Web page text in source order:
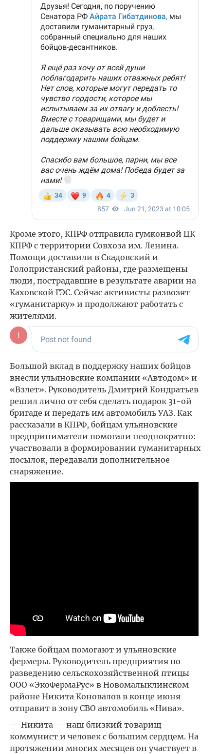
Кроме этого, КПРФ отправила гумконвой ЦК
КПРФ с территории Совхоза им. Ленина.
Помощи доставили в Скадовский и
Голопристанский районы, где размещены
люди, пострадавшие в результате аварии на
Каховской ГЭС. Сейчас активисты развозят
«гуманитарку» и продолжают работать с
жителями.
Большой вклад в поддержку наших бойцов
внесли ульяновские компании «Автодом» и
«Взлет». Руководитель Дмитрий Кондратьев
решил лично от себя сделать подарок 31-ой
бригаде и передать им автомобиль УАЗ. Как
рассказали в КПРФ, бойцам ульяновские
предприниматели помогали неоднократно:
участвовали в формировании гуманитарных
посылок, передавали дополнительное
снаряжение.
Также бойцам помогают и ульяновские
фермеры. Руководитель предприятия по
разведению сельскохозяйственной птицы
ООО «ЭкоФермаРус» в Новомалыклинском
районе Никита Коновалов в конце июня
отправит в зону СВО автомобиль «Нива».
— Никита — наш близкий товарищ-
коммунист и человек с большим сердцем. На
протяжении многих месяцев он участвует в